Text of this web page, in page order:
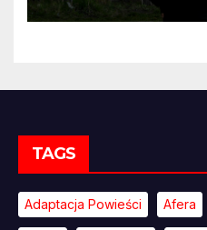
TAGS
Adaptacja Powieści Afera